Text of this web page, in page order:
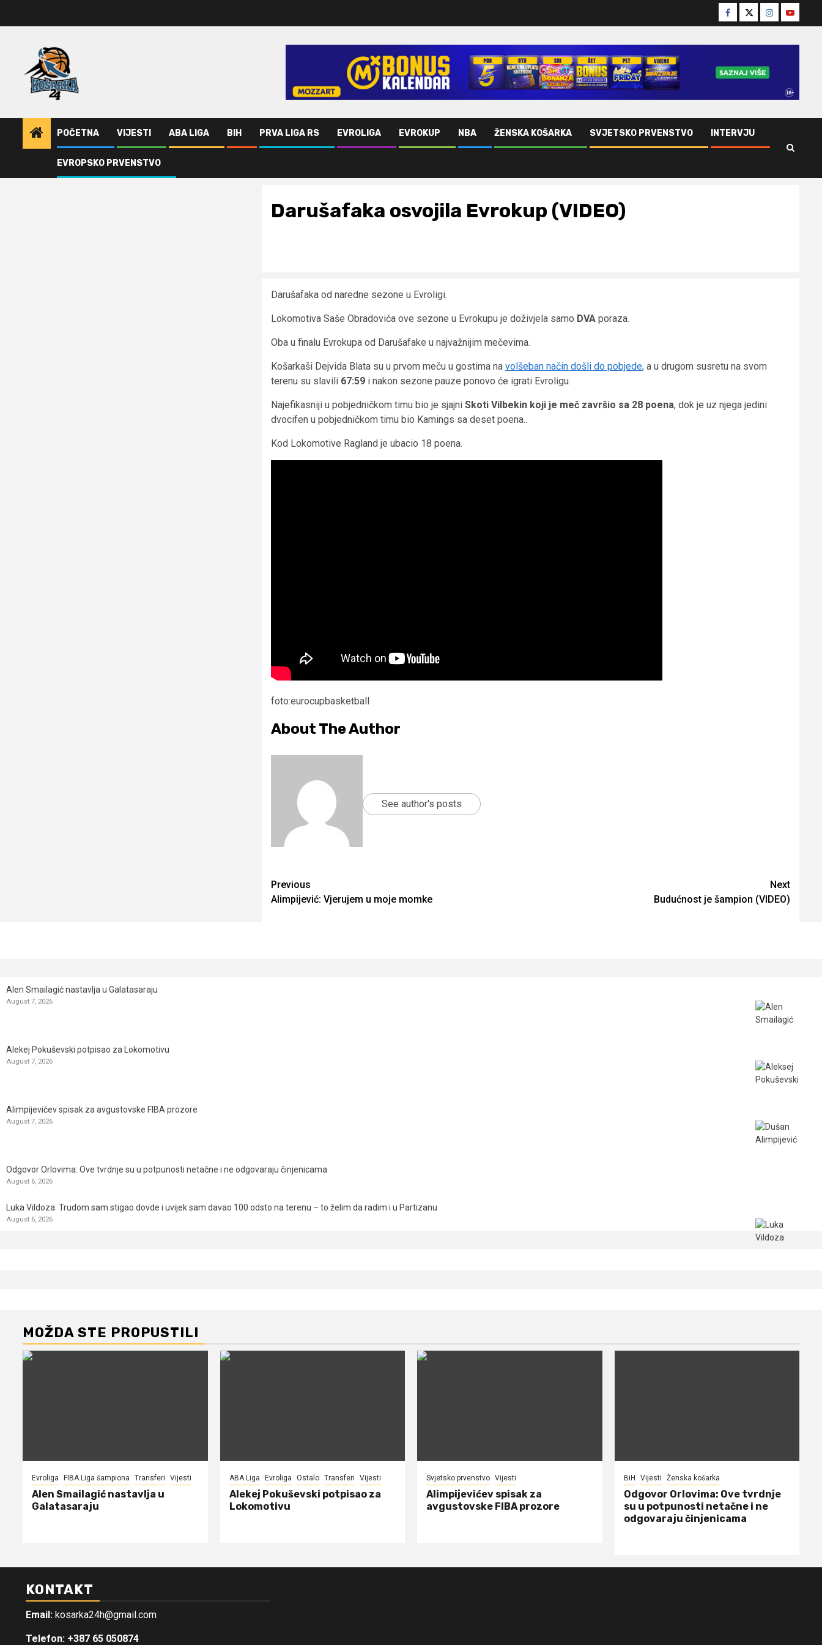
Facebook
TwitterInstagram
Youtube
POČETNA VIJESTI ABA LIGA BIH PRVA LIGA RS EVROLIGA EVROKUP NBA ŽENSKA KOŠARKA SVJETSKO PRVENSTVO INTERVJU
EVROPSKO PRVENSTVO
Darušafaka osvojila Evrokup (VIDEO)
Darušafaka osvojila Evrokup (VIDEO)
Darušafaka od naredne sezone u Evroligi.
Lokomotiva Saše Obradovića ove sezone u Evrokupu je doživjela samo DVA poraza.
Oba u finalu Evrokupa od Darušafake u najvažnijim mečevima.
Košarkaši Dejvida Blata su u prvom meču u gostima na volšeban način došli do pobjede, a u drugom susretu na svom
terenu su slavili 67:59 i nakon sezone pauze ponovo će igrati Evroligu.
Najefikasniji u pobjedničkom timu bio je sjajni Skoti Vilbekin koji je meč završio sa 28 poena, dok je uz njega jedini
dvocifen u pobjedničkom timu bio Kamings sa deset poena..
Kod Lokomotive Ragland je ubacio 18 poena.
foto:eurocupbasketball
About The Author
See author's posts
Continue
Reading
Previous
Alimpijević: Vjerujem u moje momke
Next
Budućnost je šampion (VIDEO)
Alen Smailagić nastavlja u Galatasaraju
August 7, 2026
Alekej Pokuševski potpisao za Lokomotivu
August 7, 2026
Alimpijevićev spisak za avgustovske FIBA prozore
August 7, 2026
Odgovor Orlovima: ​Ove tvrdnje su u potpunosti netačne i ne odgovaraju činjenicama
August 6, 2026
Luka Vildoza: Trudom sam stigao dovde i uvijek sam davao 100 odsto na terenu – to želim da radim i u Partizanu
August 6, 2026
MOŽDA STE PROPUSTILI
Evroliga FIBA Liga šampiona Transferi Vijesti
Alen Smailagić nastavlja u
Galatasaraju
ABA Liga Evroliga Ostalo Transferi Vijesti
Alekej Pokuševski potpisao za
Lokomotivu
Svjetsko prvenstvo Vijesti
Alimpijevićev spisak za
avgustovske FIBA prozore
BiH Vijesti Ženska košarka
Odgovor Orlovima: ​Ove tvrdnje
su u potpunosti netačne i ne
odgovaraju činjenicama
KONTAKT
Email: kosarka24h@gmail.com
Telefon: +387 65 050874